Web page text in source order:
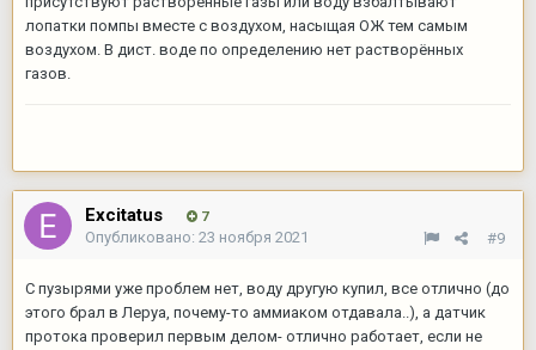
лопатки помпы вместе с воздухом, насыщая ОЖ тем самым
воздухом. В дист. воде по определению нет растворённых
газов.
Excitatus 7
#9
Опубликовано: 23 ноября 2021
С пузырями уже проблем нет, воду другую купил, все отлично (до
этого брал в Леруа, почему-то аммиаком отдавала..), а датчик
протока проверил первым делом- отлично работает, если не